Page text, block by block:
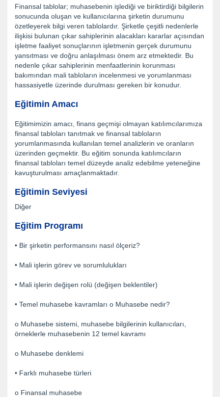
Finansal tablolar; muhasebenin işlediği ve biriktirdiği bilgilerin
sonucunda oluşan ve kullanıcılarına şirketin durumunu
özetleyerek bilgi veren tablolardır. Şirketle çeşitli nedenlerle
ilişkisi bulunan çıkar sahiplerinin alacakları kararlar açısından
işletme faaliyet sonuçlarının işletmenin gerçek durumunu
yansıtması ve doğru anlaşılması önem arz etmektedir. Bu
nedenle çıkar sahiplerinin menfaatlerinin korunması
bakımından mali tabloların incelenmesi ve yorumlanması
hassasiyetle üzerinde durulması gereken bir konudur.
Eğitimin Amacı
Eğitimimizin amacı, finans geçmişi olmayan katılımcılarımıza
finansal tabloları tanıtmak ve finansal tabloların
yorumlanmasında kullanılan temel analizlerin ve oranların
üzerinden geçmektir. Bu eğitim sonunda katılımcıların
finansal tabloları temel düzeyde analiz edebilme yeteneğine
kavuşturulması amaçlanmaktadır.
Eğitimin Seviyesi
Diğer
Eğitim Programı
• Bir şirketin performansını nasıl ölçeriz?
• Mali işlerin görev ve sorumlulukları
• Mali işlerin değişen rolü (değişen beklentiler)
• Temel muhasebe kavramları o Muhasebe nedir?
o Muhasebe sistemi, muhasebe bilgilerinin kullanıcıları,
örneklerle muhasebenin 12 temel kavramı
o Muhasebe denklemi
• Farklı muhasebe türleri
o Finansal muhasebe